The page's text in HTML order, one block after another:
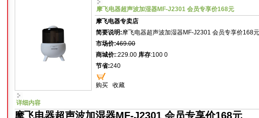
摩飞电器超声波加湿器MF-J2301 会员专享价168元
摩飞电器专卖店
简要说明:摩飞电器超声波加湿器MF-J2301 会员专享价168元
市场价:469.00
商城价::229.00 库存:100 0
节省:240
购买 收藏
详细内容
摩飞电器超声波加湿器MF-J2301 会员专享价168元